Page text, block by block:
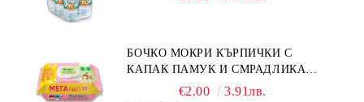
БОЧКО МОКРИ КЪРПИЧКИ С
КАПАК ПАМУК И СМРАДЛИКА
€2.00 3.91лв.